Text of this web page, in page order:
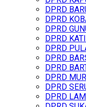
DPRD
DPRD
DPRD
DPRD
DPRD
DPRD
DPRD
DPRD
DPRD
DPRD